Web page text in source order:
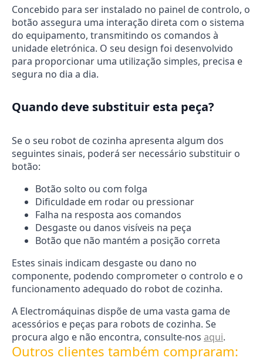
Concebido para ser instalado no painel de controlo, o
botão assegura uma interação direta com o sistema
do equipamento, transmitindo os comandos à
unidade eletrónica. O seu design foi desenvolvido
para proporcionar uma utilização simples, precisa e
segura no dia a dia.
Quando deve substituir esta peça?
Se o seu robot de cozinha apresenta algum dos
seguintes sinais, poderá ser necessário substituir o
botão:
Botão solto ou com folga
Dificuldade em rodar ou pressionar
Falha na resposta aos comandos
Desgaste ou danos visíveis na peça
Botão que não mantém a posição correta
Estes sinais indicam desgaste ou dano no
componente, podendo comprometer o controlo e o
funcionamento adequado do robot de cozinha.
A Electromáquinas dispõe de uma vasta gama de
acessórios e peças para robots de cozinha. Se
procura algo e não encontra, consulte-nos aqui.
Outros clientes também compraram: